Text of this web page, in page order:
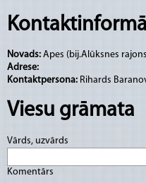
Novads: Apes (bij.Alūksnes
Adrese:
Kontaktpersona: Rihards
Viesu grāmata
Vārds, uzvārds
Komentārs